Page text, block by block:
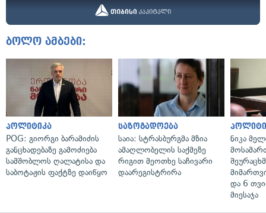
ბოლო ამბები:
პოლიტიკა
POG: გიორგი ბარამიძის
განცხადებაზე გამოძიება
სამშობლოს ღალატისა და
საბოტაჟის ფაქტზე დაიწყო
საზოგადოება
საია: სტრასბურგმა მზია
ამაღლობელის საქმეზე
რიგით მეოთხე საჩივარი
დაარეგისტრირა
ნიკა
და 6
მიესაჯა